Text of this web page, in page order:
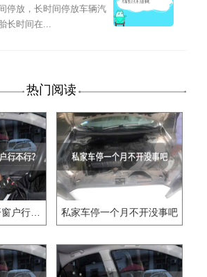
停放，长时间停放车辆汽
长时间在...
热门阅读
私家车停一个月不开没事吧